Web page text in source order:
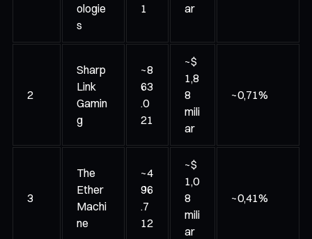
ologie
s
1
ar
2
Sharp
Link
Gamin
g
~8
63
.0
21
~$
1,8
8
mili
ar
~0,71%
3
The
Ether
Machi
ne
~4
96
.7
12
~$
1,0
8
mili
ar
~0,41%